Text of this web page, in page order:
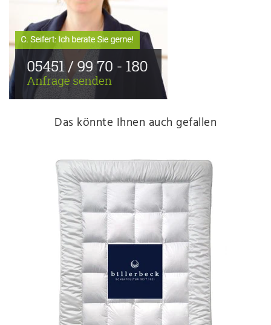
Das könnte Ihnen auch gefallen